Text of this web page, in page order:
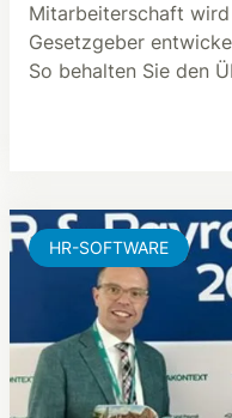
Mitarbeiterschaft
Gesetzgeber
So behalten Sie den
HR-SOFTWARE